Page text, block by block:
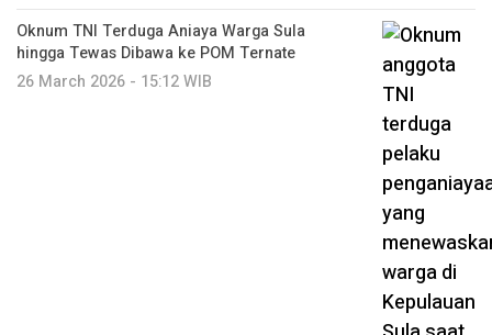
Oknum TNI Terduga Aniaya Warga Sula
hingga Tewas Dibawa ke POM Ternate
26 March 2026 - 15:12 WIB